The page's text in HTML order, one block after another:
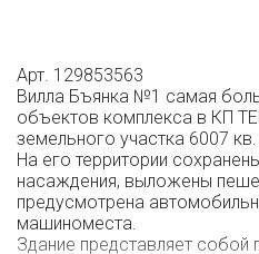
Арт. 129853563
Вилла Бъянка №1 самая
объектов комплекса в КП
земельного участка 6007
На его территории
насаждения, выложены
предусмотрена
машиноместа.
Здание представляет